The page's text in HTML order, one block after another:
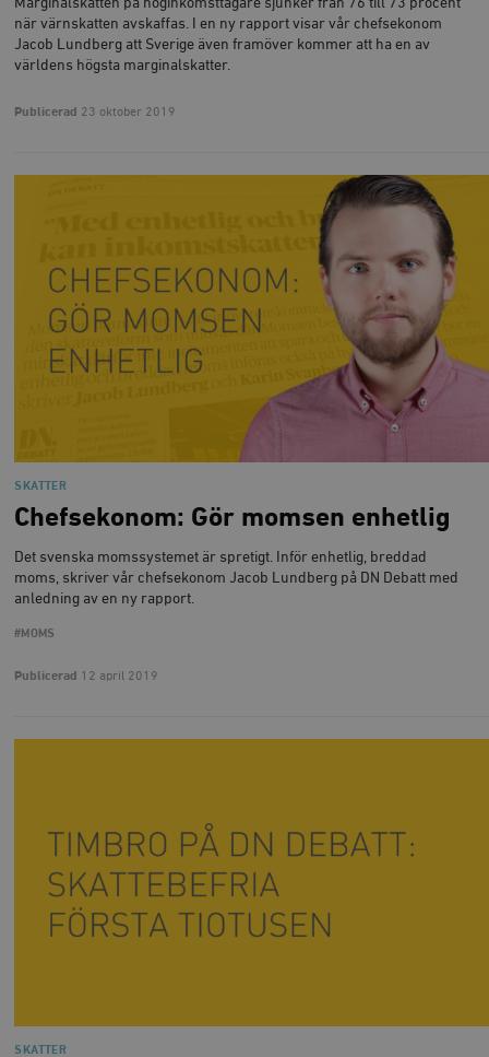
Marginalskatten på höginkomsttagare sjunker från 76 till 73 procent
när värnskatten avskaffas. I en ny rapport visar vår chefsekonom
Jacob Lundberg att Sverige även framöver kommer att ha en av
världens högsta marginalskatter.
Publicerad 23 oktober 2019
SKATTER
Chefsekonom: Gör momsen enhetlig
Det svenska momssystemet är spretigt. Inför enhetlig, breddad
moms, skriver vår chefsekonom Jacob Lundberg på DN Debatt med
anledning av en ny rapport.
#MOMS
Publicerad 12 april 2019
SKATTER